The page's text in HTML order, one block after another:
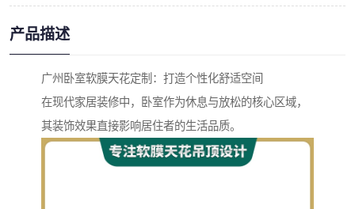
产品描述
广州卧室软膜天花定制：打造个性化舒适空间
在现代家居装修中，卧室作为休息与放松的核心区域，
其装饰效果直接影响居住者的生活品质。